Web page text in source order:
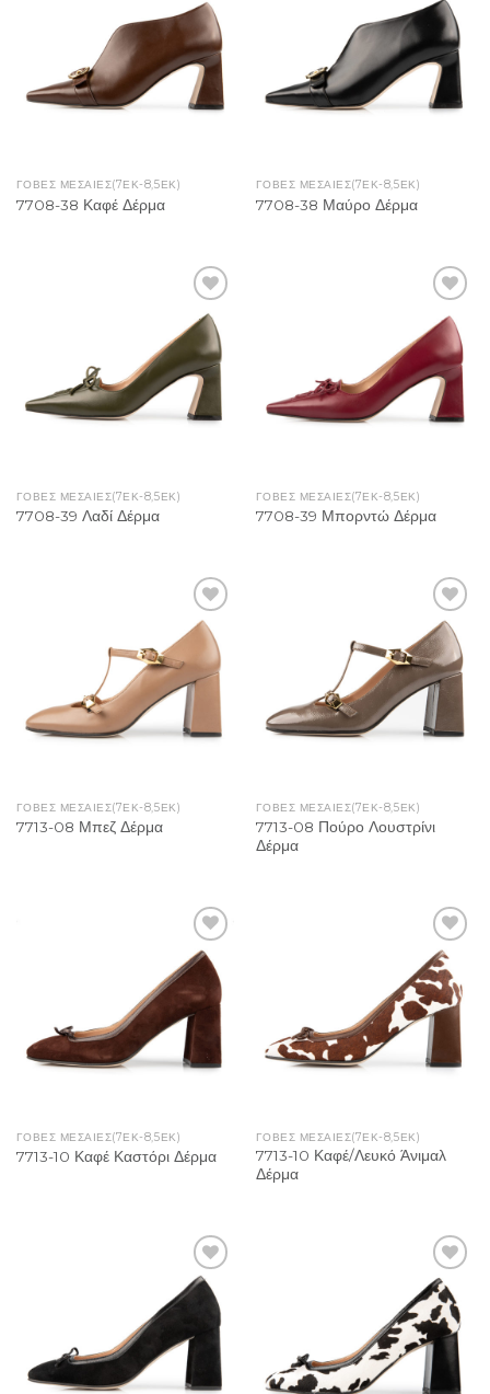
Add to
Wishlist
ΓΌΒΕΣ ΜΕΣΑΊΕΣ(7ΕΚ-8,5ΕΚ)
7708-38 Καφέ Δέρμα
Add to
Wishlist
ΓΌΒΕΣ ΜΕΣΑΊΕΣ(7ΕΚ-8,5ΕΚ)
7708-38 Μαύρο Δέρμα
Add to
Wishlist
ΓΌΒΕΣ ΜΕΣΑΊΕΣ(7ΕΚ-8,5ΕΚ)
7708-39 Λαδί Δέρμα
Add to
Wishlist
ΓΌΒΕΣ ΜΕΣΑΊΕΣ(7ΕΚ-8,5ΕΚ)
7708-39 Μπορντώ Δέρμα
Add to
Wishlist
ΓΌΒΕΣ ΜΕΣΑΊΕΣ(7ΕΚ-8,5ΕΚ)
7713-08 Μπεζ Δέρμα
Add to
Wishlist
ΓΌΒΕΣ ΜΕΣΑΊΕΣ(7ΕΚ-8,5ΕΚ)
7713-08 Πούρο Λουστρίνι
Δέρμα
Add to
Wishlist
ΓΌΒΕΣ ΜΕΣΑΊΕΣ(7ΕΚ-8,5ΕΚ)
7713-10 Καφέ Καστόρι Δέρμα
Add to
Wishlist
ΓΌΒΕΣ ΜΕΣΑΊΕΣ(7ΕΚ-8,5ΕΚ)
7713-10 Καφέ/Λευκό Άνιμαλ
Δέρμα
Add to
Wishlist
Add to
Wishlist